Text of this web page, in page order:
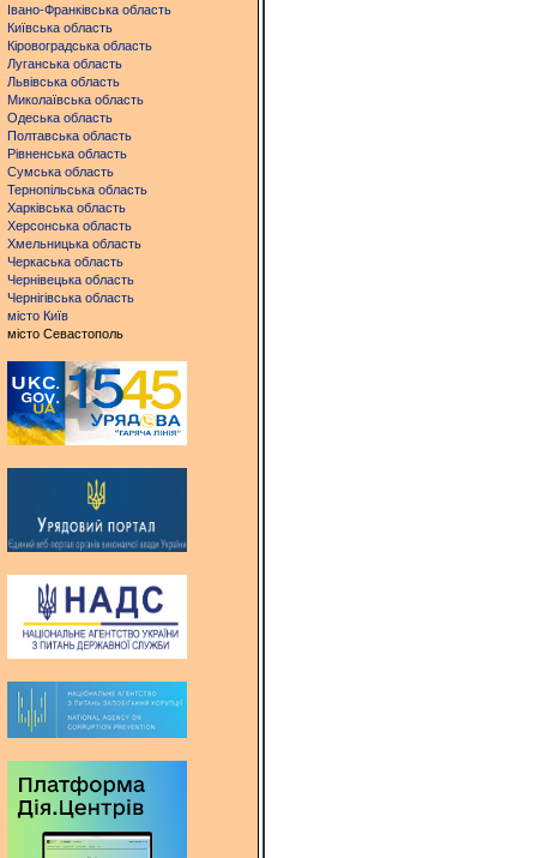
Івано-Франківська область
Київська область
Кіровоградська область
Луганська область
Львівська область
Миколаївська область
Одеська область
Полтавська область
Рівненська область
Сумська область
Тернопільська область
Харківська область
Херсонська область
Хмельницька область
Черкаська область
Чернівецька область
Чернігівська область
місто Київ
місто Севастополь